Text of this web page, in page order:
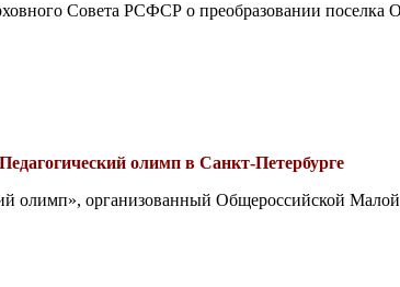
Совета РСФСР о преобразовании поселка
Педагогический олимп в Санкт-Петербурге
олимп», организованный Общероссийской